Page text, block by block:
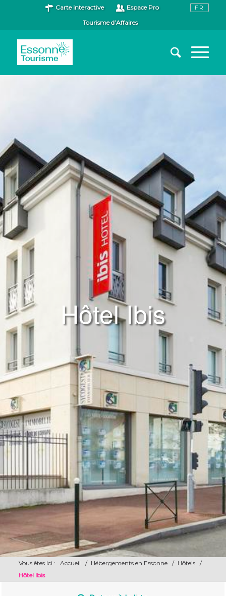
Carte interactive
Espace Pro
Tourisme d’Affaires
Hôtel Ibis
Vous êtes ici : Accueil / Hébergements en Essonne / Hôtels
/
Hôtel Ibis